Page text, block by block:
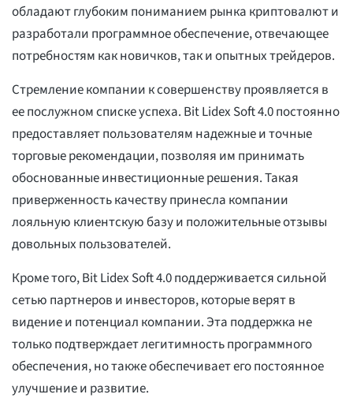
обладают глубоким пониманием рынка криптовалют и
разработали программное обеспечение, отвечающее
потребностям как новичков, так и опытных трейдеров.
Стремление компании к совершенству проявляется в
ее послужном списке успеха. Bit Lidex Soft 4.0 постоянно
предоставляет пользователям надежные и точные
торговые рекомендации, позволяя им принимать
обоснованные инвестиционные решения. Такая
приверженность качеству принесла компании
лояльную клиентскую базу и положительные отзывы
довольных пользователей.
Кроме того, Bit Lidex Soft 4.0 поддерживается сильной
сетью партнеров и инвесторов, которые верят в
видение и потенциал компании. Эта поддержка не
только подтверждает легитимность программного
обеспечения, но также обеспечивает его постоянное
улучшение и развитие.